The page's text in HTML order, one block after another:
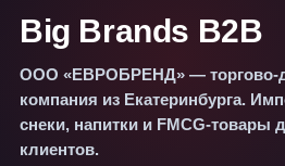
Big Brands B2B
ООО «ЕВРОБРЕНД» — торгово-
компания из Екатеринбурга.
снеки, напитки и FMCG-товары
клиентов.